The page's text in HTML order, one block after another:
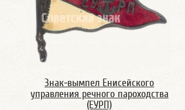
Знак-вымпел Енисейского
управления речного пароходства
(ЕУРП)